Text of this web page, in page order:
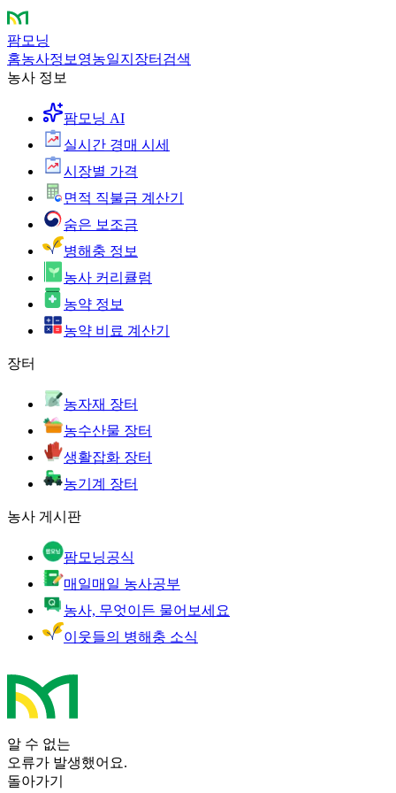
팜모닝
홈농사정보 영농일지 장터 검색
농사 정보
팜모닝 AI
실시간 경매 시세
시장별 가격
면적 직불금 계산기
숨은 보조금
병해충 정보
농사 커리큘럼
농약 정보
농약 비료 계산기
장터
농자재 장터
농수산물 장터
생활잡화 장터
농기계 장터
농사 게시판
팜모닝공식
매일매일 농사공부
농사, 무엇이든 물어보세요
이웃들의 병해충 소식
알 수 없는
오류가 발생했어요.
돌아가기